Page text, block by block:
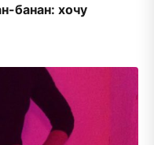
банан: хочу